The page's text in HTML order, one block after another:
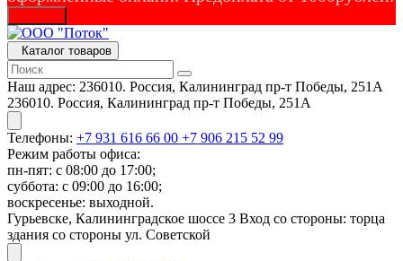
Каталог товаров
Наш адрес: 236010. Россия, Калининград пр-т Победы, 251А
236010. Россия, Калининград пр-т Победы, 251А
Телефоны: +7 931 616 66 00 +7 906 215 52 99
Режим работы офиса:
пн-пят: с 08:00 до 17:00;
суббота: с 09:00 до 16:00;
воскресенье: выходной.
Гурьевске, Калининградское шоссе 3 Вход со стороны: торца
здания со стороны ул. Советской